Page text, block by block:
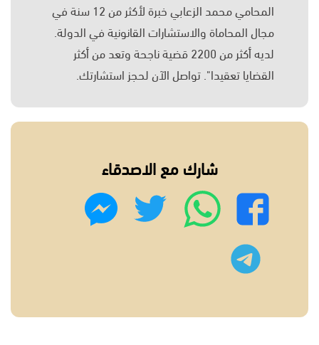
المحامي محمد الزعابي خبرة لأكثر من 12 سنة في
مجال المحاماة والاستشارات القانونية في الدولة.
لديه أكثر من 2200 قضية ناجحة وتعد من أكثر
القضايا تعقيدا". تواصل الآن لحجز استشارتك.
شارك مع الاصدقاء
فيسبوك
واتساب تويتر